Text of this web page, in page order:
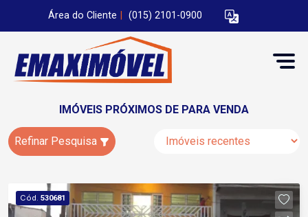
Área do Cliente (015) 2101-0900
IMÓVEIS PRÓXIMOS DE PARA VENDA
Refinar Pesquisa
Cód. 530681